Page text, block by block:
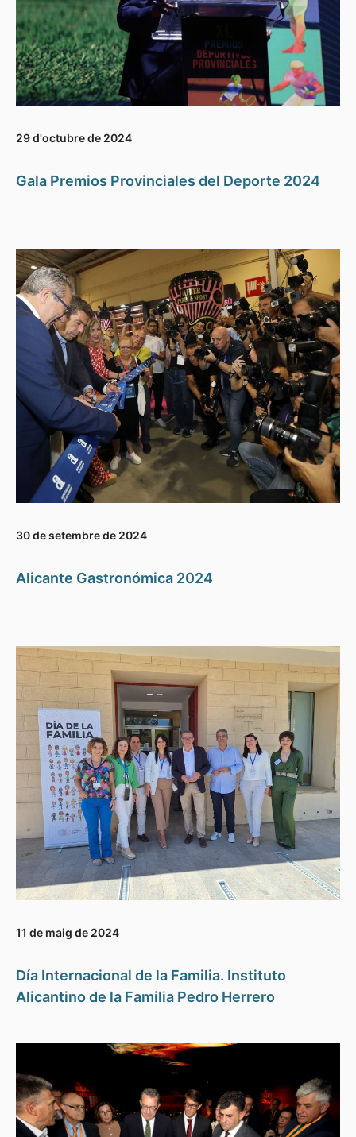
29 d'octubre de 2024
Gala Premios Provinciales del Deporte 2024
30 de setembre de 2024
Alicante Gastronómica 2024
11 de maig de 2024
Día Internacional de la Familia. Instituto
Alicantino de la Familia Pedro Herrero